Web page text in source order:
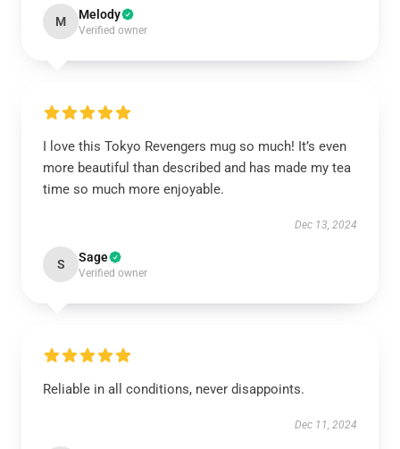
M Melody
Verified owner
I love this Tokyo Revengers mug so much! It’s even
more beautiful than described and has made my tea
time so much more enjoyable.
Dec 13, 2024
S Sage
Verified owner
Reliable in all conditions, never disappoints.
Dec 11, 2024